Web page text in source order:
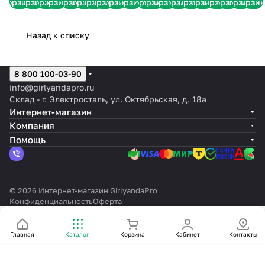
фотозоны и праздничные
белые
IP44
IP65 мерцанием,
IP65
мерцанием,
мерцанием,
лучи,
IP65
IP65лучи,лучи,
Назад к списку
Главная Каталог Корзина Кабинет Контакты
8 800 100-03-90
info@girlyandapro.ru
Склад - г. Электросталь, ул. Октябрьская, д. 18а
Интернет-магазин
Компания
Помощь
© 2026 Интернет-магазин GirlyandaPro
КонфиденциальностьОферта